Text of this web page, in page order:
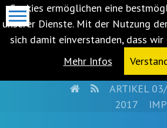
Cookies ermöglichen eine
unserer Dienste. Mit der Nutzung
sich damit einverstanden, dass wir
Mehr Infos
HOMERSSARTIKEL
2017